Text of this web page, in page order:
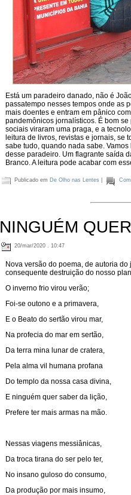
Está um paradeiro danado, não é
passatempo nesses tempos onde as
mais doentes e entram em pânico
pandemônicos jornalísticos. É bom
sociais viraram uma praga, e a
leitura de livros, revistas e jornais, se
sabe tudo, quando nada sabe.
desse paradeiro. Um flagrante saída
Branco. A leitura pode acabar com
Publicado em De Olho nas Lentes
NINGUÉM
20/mar/2020 . 10:47
Nova versão do poema, de autoria
consequente destruição do nosso
O inverno frio virou verão;
Foi-se outono e a primavera,
E o Beato do sertão virou mar,
Na profecia do mar em sertão,
Da terra mina lunar de cratera,
Pela alma vil humana profana
Do templo da nossa casa divina,
E ninguém quer saber da lição,
Prefere ter mais armas na mão.
Nessas viagens messiânicas,
Da troca tirana do ser pelo ter,
No insano guloso do consumo,
Da produção por mais insumo,